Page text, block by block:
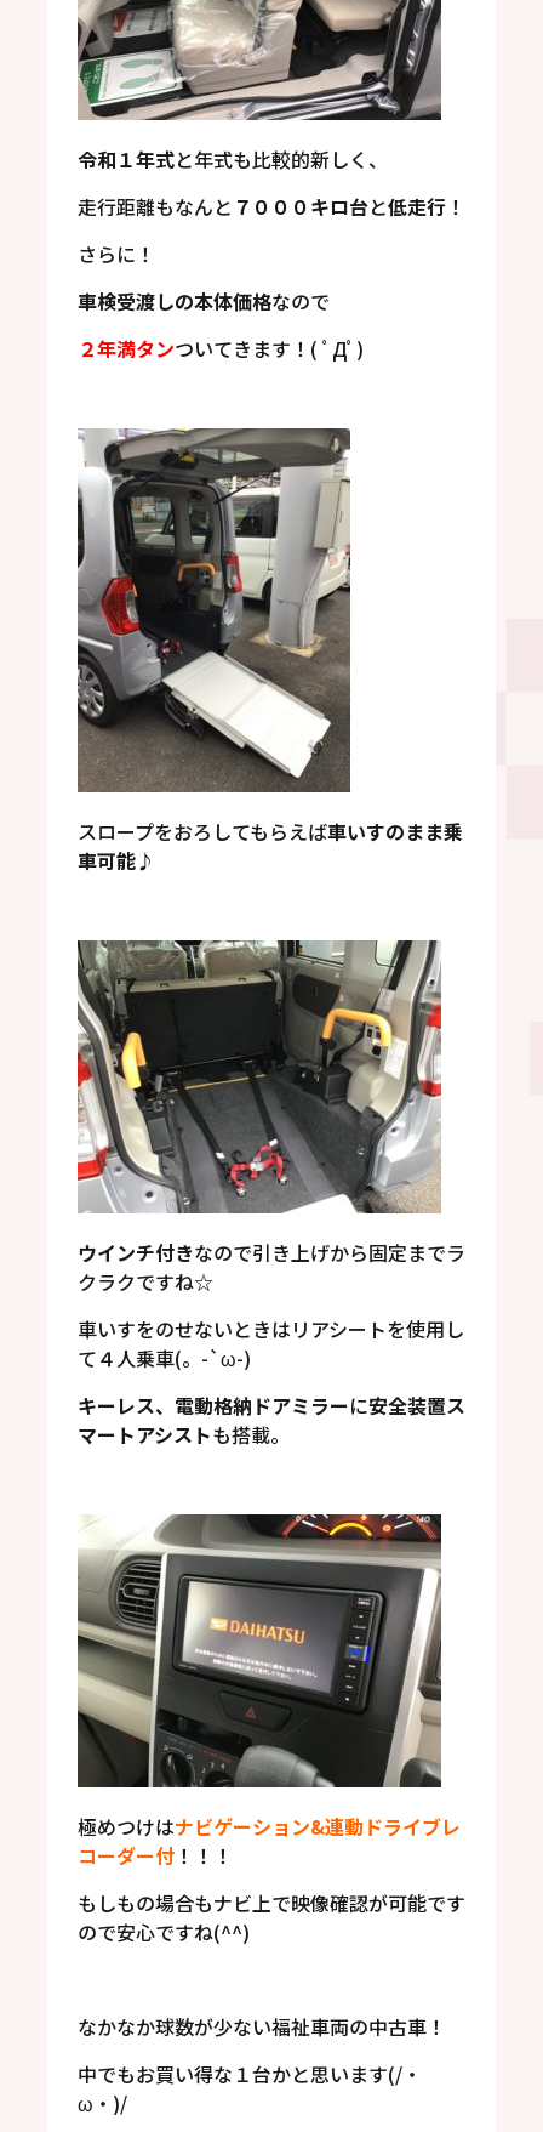
令和１年式と年式も比較的新しく、
走行距離もなんと ７０００キロ台と低走行 ！
さらに！
車検受渡しの本体価格なので
２年満タンついてきます！( ﾟДﾟ)
スロープをおろしてもらえば車いすのまま乗
車可能♪
ウインチ付きなので引き上げから固定までラ
クラクですね☆
車いすをのせないときはリアシートを使用し
て４人乗車(。-`ω-)
キーレス、電動格納ドアミラーに安全装置ス
マートアシストも搭載。
極めつけはナビゲーション&連動ドライブレ
コーダー付 ！！！
もしもの場合もナビ上で映像確認が可能です
ので安心ですね(^^)
なかなか球数が少ない福祉車両の中古車！
中でもお買い得な１台かと思います(/・
ω・)/